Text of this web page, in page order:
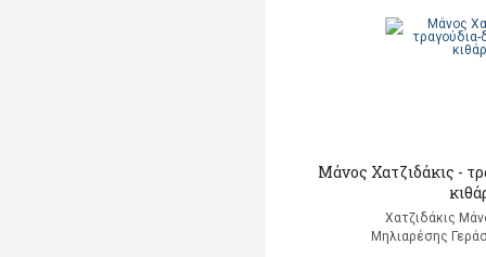
Μάνος Χατζιδάκις -
Χατζιδάκις
Μηλιαρέσης